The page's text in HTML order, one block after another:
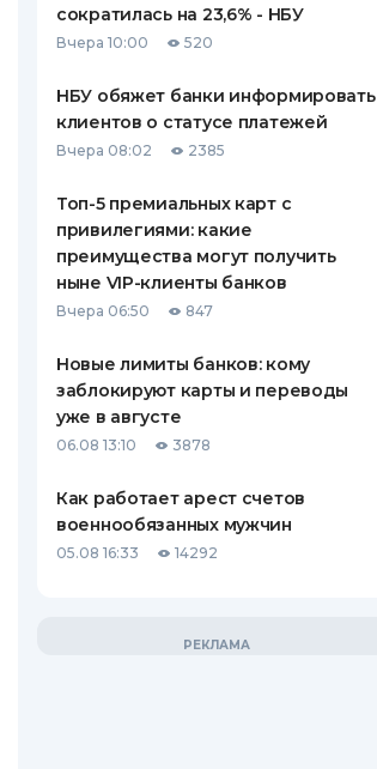
сократилась на 23,6% - НБУ
Вчера 10:00 520
НБУ обяжет банки информировать
клиентов о статусе платежей
Вчера 08:02 2385
Топ-5 премиальных карт с
привилегиями: какие
преимущества могут получить
ныне VIP-клиенты банков
Вчера 06:50 847
Новые лимиты банков: кому
заблокируют карты и переводы
уже в августе
06.08 13:10 3878
Как работает арест счетов
военнообязанных мужчин
05.08 16:33 14292